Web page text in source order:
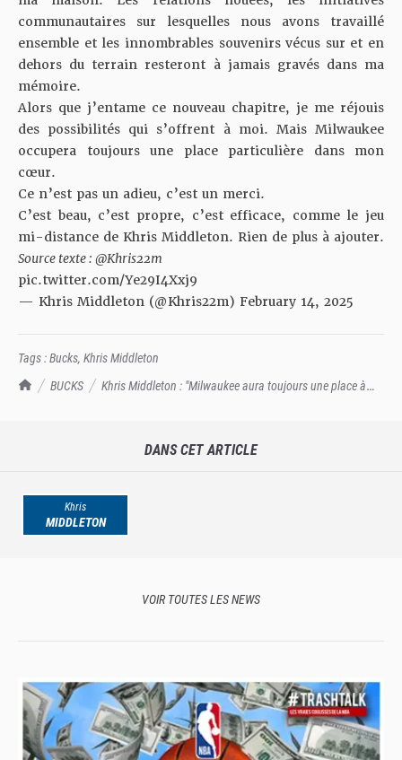
TrashTalk Actu NBA
BUCKS
Khris Middleton : "Milwaukee aura toujours une place à
communautaires sur lesquelles nous avons travaillé
ensemble et les innombrables souvenirs vécus sur et en
dehors du terrain resteront à jamais gravés dans ma
mémoire.
Alors que j’entame ce nouveau chapitre, je me réjouis
des possibilités qui s’offrent à moi. Mais Milwaukee
occupera toujours une place particulière dans mon
cœur.
Ce n’est pas un adieu, c’est un merci.
C’est beau, c’est propre, c’est efficace, comme le jeu
mi-distance de Khris Middleton. Rien de plus à ajouter.
Source texte : @Khris22m
pic.twitter.com/Ye29I4Xxj9
— Khris Middleton (@Khris22m) February 14, 2025
Tags :Bucks, Khris Middleton
DANS CET ARTICLE
Khris
MIDDLETON
VOIR TOUTES LES NEWS